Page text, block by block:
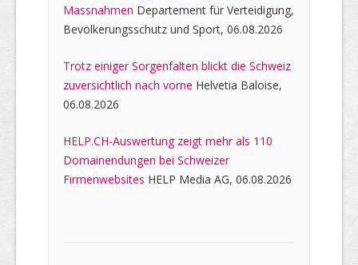
Massnahmen Departement für Verteidigung,
Bevölkerungsschutz und Sport, 06.08.2026
Trotz einiger Sorgenfalten blickt die Schweiz
zuversichtlich nach vorne Helvetia Baloise,
06.08.2026
HELP.CH-Auswertung zeigt mehr als 110
Domainendungen bei Schweizer
Firmenwebsites HELP Media AG, 06.08.2026